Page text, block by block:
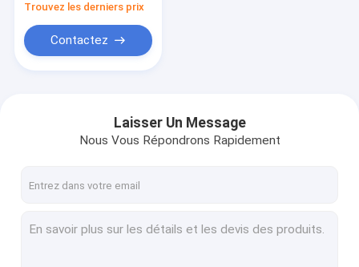
Visite d'usine
Trouvez les derniers prix
Contactez
Laisser Un Message
Nous Vous Répondrons Rapidement